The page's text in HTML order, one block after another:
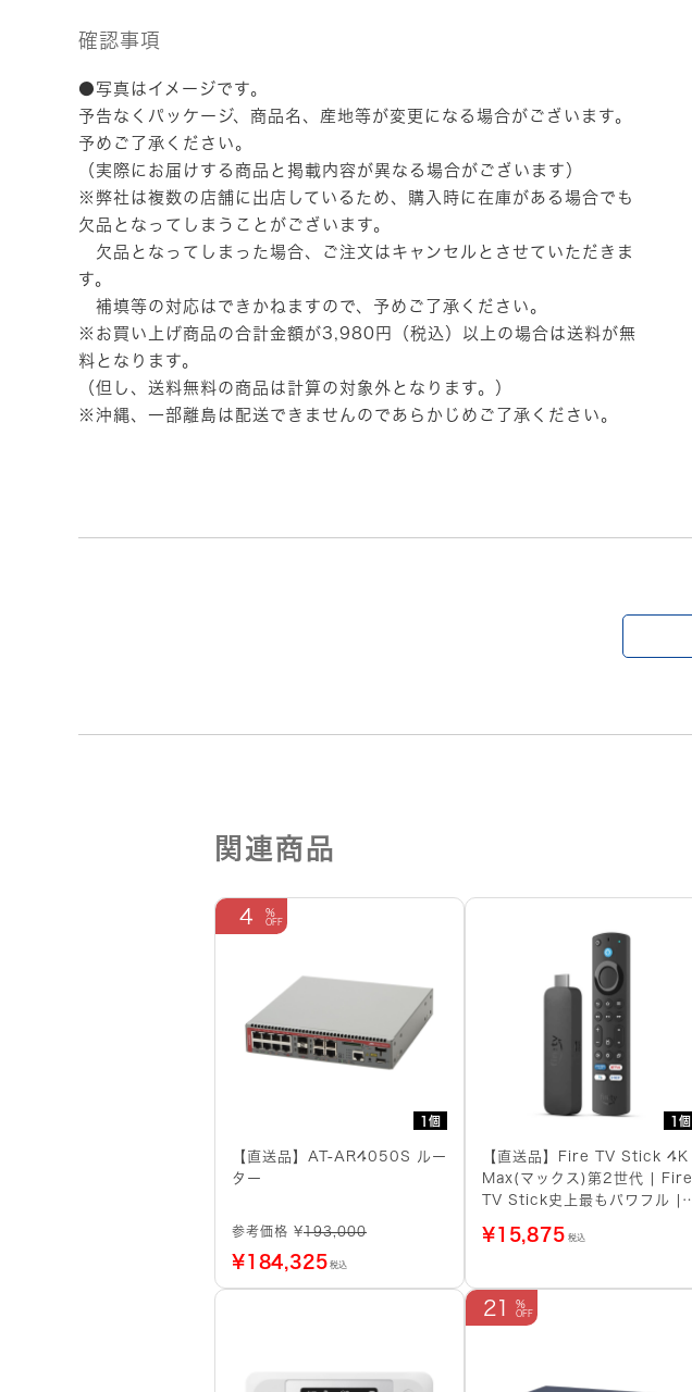
確認事項
●写真はイメージです。
予告なくパッケージ、商品名、産地等が変更になる場合がございます。
予めご了承ください。
（実際にお届けする商品と掲載内容が異なる場合がございます）
※弊社は複数の店舗に出店しているため、購入時に在庫がある場合でも
欠品となってしまうことがございます。
欠品となってしまった場合、ご注文はキャンセルとさせていただきま
す。
補填等の対応はできかねますので、予めご了承ください。
※お買い上げ商品の合計金額が3,980円（税込）以上の場合は送料が無
料となります。
（但し、送料無料の商品は計算の対象外となります。）
※沖縄、一部離島は配送できませんのであらかじめご了承ください。
関連商品
1個
4
【直送品】AT-AR4050S ルー
ター
参考価格 ¥193,000
¥184,325 税込
1個
【直送品】Fire TV Stick 4K
Max(マックス)第2世代 | Fire
TV Stick史上最もパワフル |
ヤー
¥15,875 税込
21